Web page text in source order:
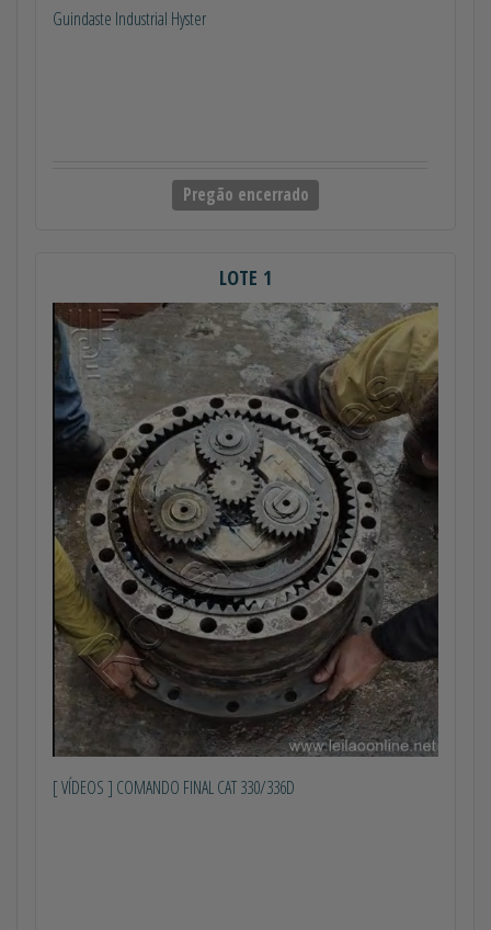
Guindaste Industrial Hyster
Pregão encerrado
LOTE 1
[ VÍDEOS ] COMANDO FINAL CAT 330/336D